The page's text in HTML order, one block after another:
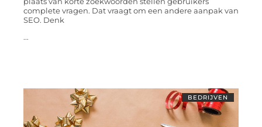
complete vragen. Dat vraagt om een andere aanpak van
SEO. Denk
...
BEDRIJVEN